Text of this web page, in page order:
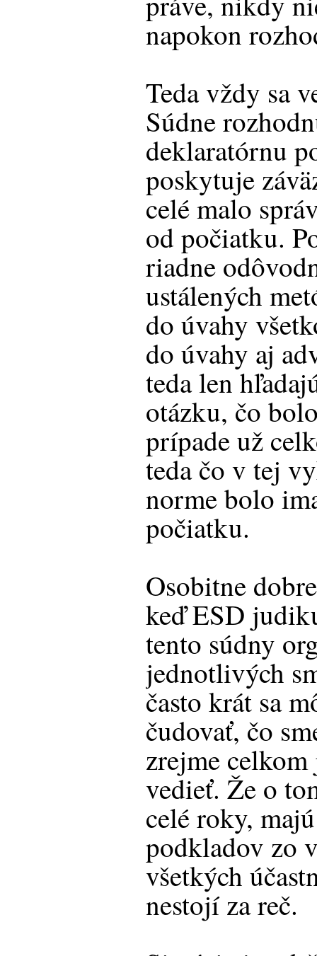
napokon
Teda vždy sa
Súdne
deklaratórnu
poskytuje
celé malo
od počiatku.
riadne
ustálených
do úvahy
do úvahy aj
teda len
otázku, čo
prípade už
teda čo v tej
norme bolo
počiatku.
Osobitne
keď ESD
tento súdny
jednotlivých
často krát sa
čudovať, čo
zrejme
vedieť. Že o
celé roky,
podkladov zo
všetkých
nestojí za reč.